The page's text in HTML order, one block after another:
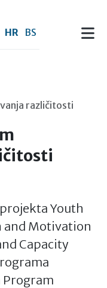
HR BS
različitosti
Youth
and Motivation
Capacity
Program